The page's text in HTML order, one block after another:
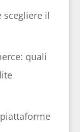
scegliere il
quali